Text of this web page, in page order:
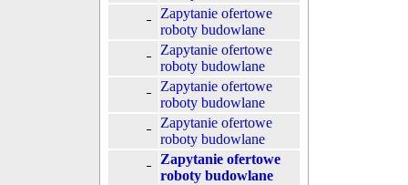
Zapytanie ofertowe
roboty budowlane
Zapytanie ofertowe
roboty budowlane
Zapytanie ofertowe
roboty budowlane
Zapytanie ofertowe
roboty budowlane
Zapytanie ofertowe
roboty budowlane